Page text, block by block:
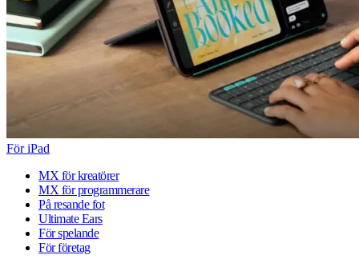
För iPad
MX för kreatörer
MX för programmerare
På resande fot
Ultimate Ears
För spelande
För företag